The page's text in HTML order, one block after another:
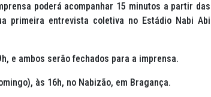
poderá acompanhar 15 minutos a partir das
primeira entrevista coletiva no Estádio Nabi Abi
e ambos serão fechados para a imprensa.
às 16h, no Nabizão, em Bragança.